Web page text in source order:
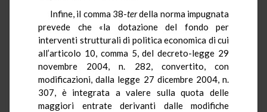
Infine, il comma 38-terdella norma impugnata
prevede che «la dotazione del fondo per
interventi strutturali di politica economica di cui
all’articolo 10, comma 5, del decreto-legge 29
novembre 2004, n. 282, convertito, con
modificazioni, dalla legge 27 dicembre 2004, n.
307, è integrata a valere sulla quota delle
maggiori entrate derivanti dalle modifiche